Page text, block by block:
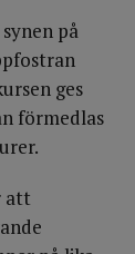
på
ges
förmedlas
att